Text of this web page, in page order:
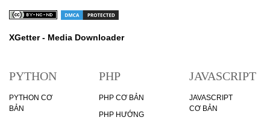
XGetter - Media Downloader
PYTHON
PYTHON CƠ
BẢN
PHP
PHP CƠ BẢN
PHP HƯỚNG
JAVASCRIPT
JAVASCRIPT
CƠ BẢN